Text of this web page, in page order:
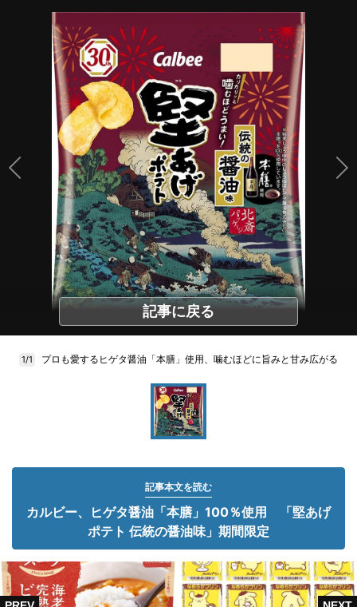
記事に戻る
1/1 プロも愛するヒゲタ醤油「本膳」使用、噛むほどに旨みと甘み広がる
記事本文を読む
カルビー、ヒゲタ醤油「本膳」100％使用 「堅あげ
ポテト 伝統の醤油味」期間限定